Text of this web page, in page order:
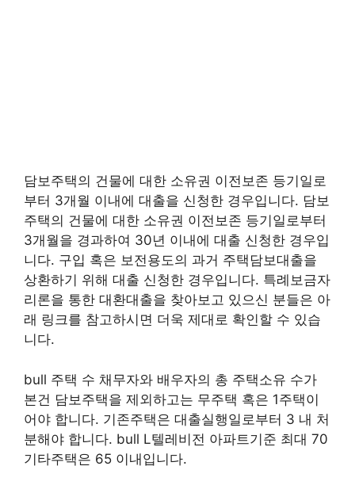
담보주택의 건물에 대한 소유권 이전보존 등기일로
부터 3개월 이내에 대출을 신청한 경우입니다. 담보
주택의 건물에 대한 소유권 이전보존 등기일로부터
3개월을 경과하여 30년 이내에 대출 신청한 경우입
니다. 구입 혹은 보전용도의 과거 주택담보대출을
상환하기 위해 대출 신청한 경우입니다. 특례보금자
리론을 통한 대환대출을 찾아보고 있으신 분들은 아
래 링크를 참고하시면 더욱 제대로 확인할 수 있습
니다.
bull 주택 수 채무자와 배우자의 총 주택소유 수가
본건 담보주택을 제외하고는 무주택 혹은 1주택이
어야 합니다. 기존주택은 대출실행일로부터 3 내 처
분해야 합니다. bull L텔레비전 아파트기준 최대 70
기타주택은 65 이내입니다.